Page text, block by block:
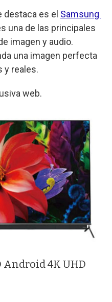
es el Samsung
una de las principales
imagen y audio.
una imagen perfecta
y reales.
web.
Android 4K UHD